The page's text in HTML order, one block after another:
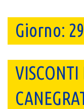
Giorno:
VISCONTI